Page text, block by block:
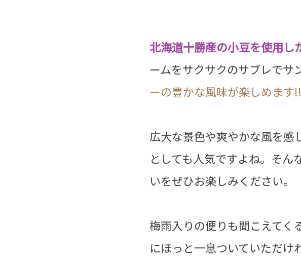
北海道十勝産の小豆を使用し
ームをサクサクのサブレでサ
ーの豊かな風味が楽しめます!!
広大な景色や爽やかな風を感
としても人気ですよね。そ
いをぜひお楽しみください。
梅雨入りの便りも聞こえてく
にほっと一息ついていただけ